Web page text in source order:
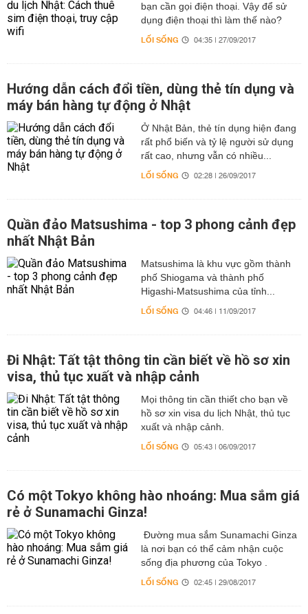
bạn cần gọi điện thoại. Vậy để sử
dụng điện thoại thì làm thế nào?
LỐI SỐNG 04:35 | 27/09/2017
Hướng dẫn cách đổi tiền, dùng thẻ tín dụng và
máy bán hàng tự động ở Nhật
Ở Nhật Bản, thẻ tín dụng hiện đang
rất phổ biến và tỷ lệ người sử dụng
rất cao, nhưng vẫn có nhiều...
LỐI SỐNG 02:28 | 26/09/2017
Quần đảo Matsushima - top 3 phong cảnh đẹp
nhất Nhật Bản
Matsushima là khu vực gồm thành
phố Shiogama và thành phố
Higashi-Matsushima của tỉnh...
LỐI SỐNG 04:46 | 11/09/2017
Đi Nhật: Tất tật thông tin cần biết về hồ sơ xin
visa, thủ tục xuất và nhập cảnh
Mọi thông tin cần thiết cho bạn về
hồ sơ xin visa du lịch Nhật, thủ tục
xuất và nhập cảnh.
LỐI SỐNG 05:43 | 06/09/2017
Có một Tokyo không hào nhoáng: Mua sắm giá
rẻ ở Sunamachi Ginza!
Đường mua sắm Sunamachi Ginza
là nơi bạn có thể cảm nhận cuộc
sống địa phương của Tokyo .
LỐI SỐNG 02:45 | 29/08/2017